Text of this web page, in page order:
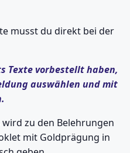
musst du direkt bei der
Texte vorbestellt haben,
auswählen und mit
wird zu den Belehrungen
mit Goldprägung in